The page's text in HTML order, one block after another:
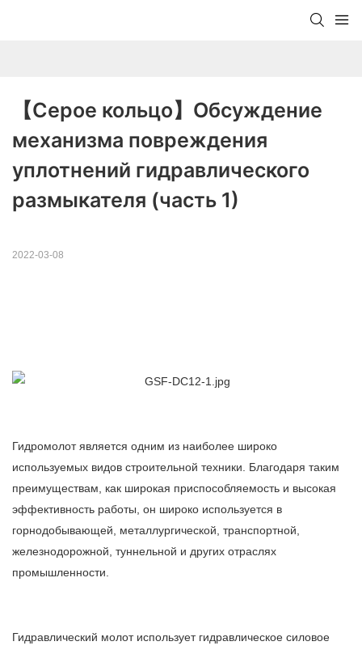
【Серое кольцо】Обсуждение
механизма повреждения
уплотнений гидравлического
размыкателя (часть 1)
2022-03-08
Гидромолот является одним из наиболее широко
используемых видов строительной техники. Благодаря таким
преимуществам, как широкая приспособляемость и высокая
эффективность работы, он широко используется в
горнодобывающей, металлургической, транспортной,
железнодорожной, туннельной и других отраслях
промышленности.
Гидравлический молот использует гидравлическое силовое